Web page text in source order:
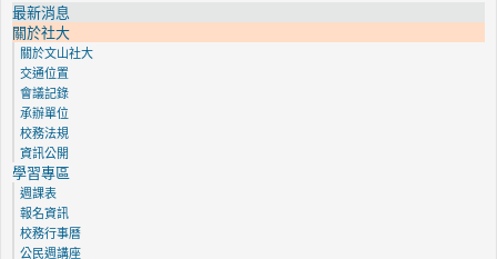
最新消息
關於社大
關於文山社大
交通位置
會議記錄
承辦單位
校務法規
資訊公開
學習專區
週課表
報名資訊
校務行事曆
公民週講座